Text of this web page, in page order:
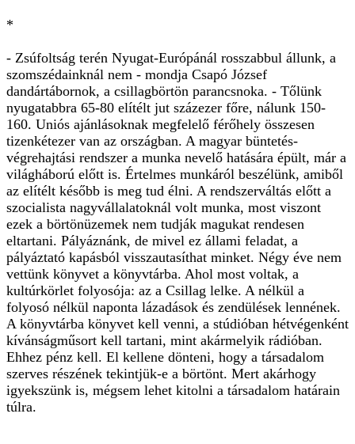
*
- Zsúfoltság terén Nyugat-Európánál rosszabbul állunk, a
szomszédainknál nem - mondja Csapó József
dandártábornok, a csillagbörtön parancsnoka. - Tőlünk
nyugatabbra 65-80 elítélt jut százezer főre, nálunk 150-
160. Uniós ajánlásoknak megfelelő férőhely összesen
tizenkétezer van az országban. A magyar büntetés-
végrehajtási rendszer a munka nevelő hatására épült, már a
világháború előtt is. Értelmes munkáról beszélünk, amiből
az elítélt később is meg tud élni. A rendszerváltás előtt a
szocialista nagyvállalatoknál volt munka, most viszont
ezek a börtönüzemek nem tudják magukat rendesen
eltartani. Pályáznánk, de mivel ez állami feladat, a
pályáztató kapásból visszautasíthat minket. Négy éve nem
vettünk könyvet a könyvtárba. Ahol most voltak, a
kultúrkörlet folyosója: az a Csillag lelke. A nélkül a
folyosó nélkül naponta lázadások és zendülések lennének.
A könyvtárba könyvet kell venni, a stúdióban hétvégenként
kívánságműsort kell tartani, mint akármelyik rádióban.
Ehhez pénz kell. El kellene dönteni, hogy a társadalom
szerves részének tekintjük-e a börtönt. Mert akárhogy
igyekszünk is, mégsem lehet kitolni a társadalom határain
túlra.